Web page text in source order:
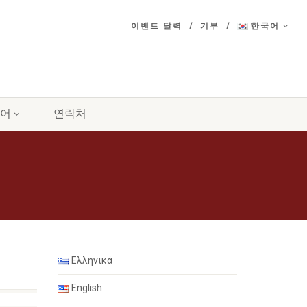
이벤트 달력 기부 한국어
연락처
Ελληνικά
English